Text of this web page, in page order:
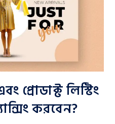
প্রোডাক্ট লিস্টিং
করবেন?